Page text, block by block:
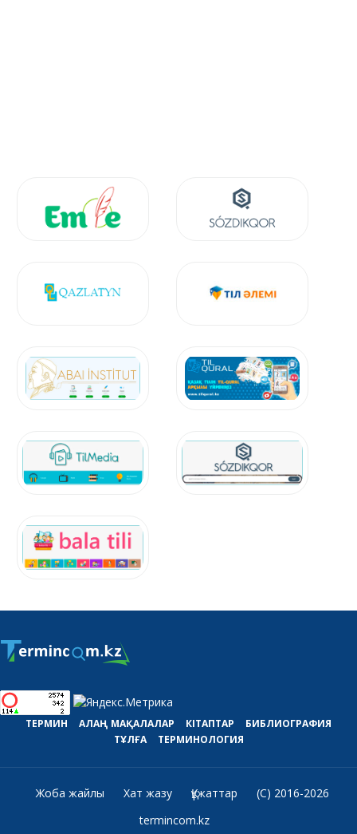
ТЕРМИН АЛАҢ МАҚАЛАЛАР КІТАПТАР
БИБЛИОГРАФИЯ
ТҰЛҒА
ТЕРМИНОЛОГИЯ
Жоба жайлы Хат жазу Құжаттар
(C) 2016-2026
termincom.kz